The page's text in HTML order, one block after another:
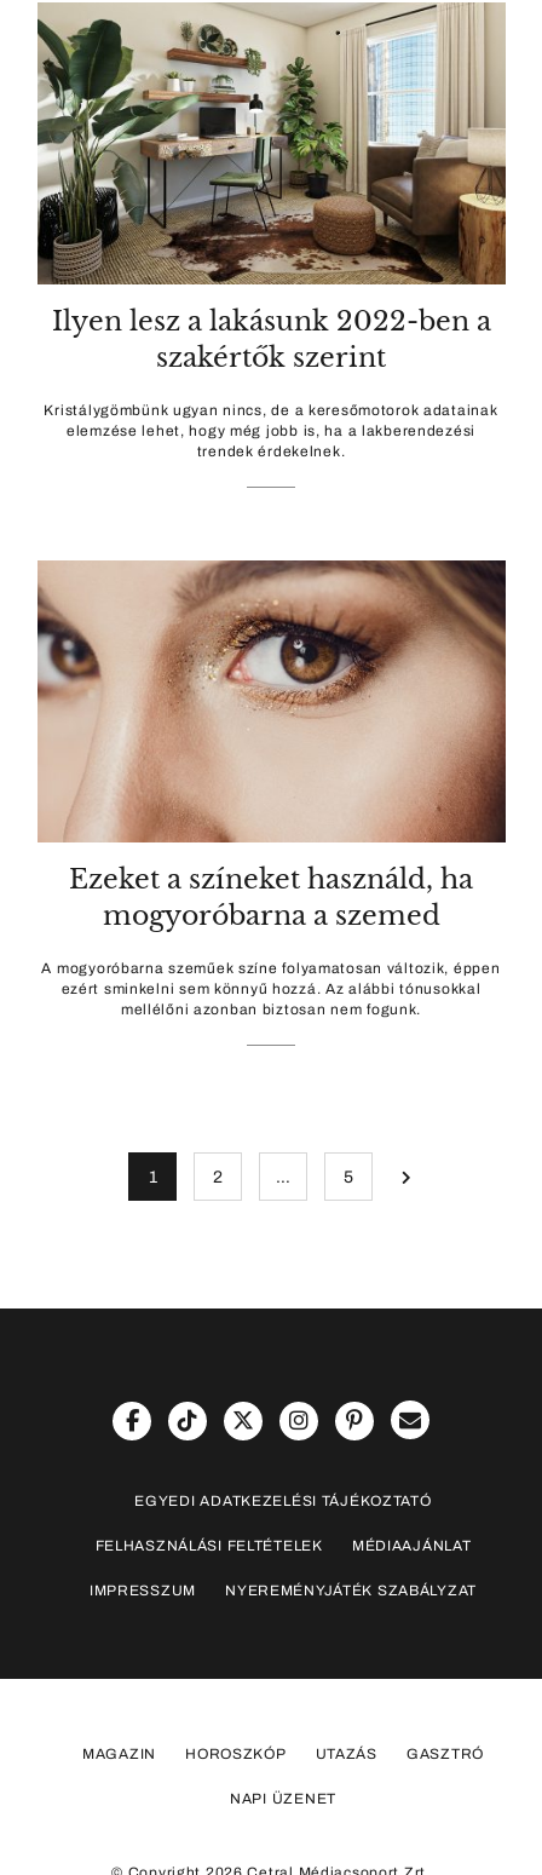
Ilyen lesz a lakásunk 2022-ben a
szakértők szerint
Kristálygömbünk ugyan nincs, de a keresőmotorok adatainak
elemzése lehet, hogy még jobb is, ha a lakberendezési
trendek érdekelnek.
Ezeket a színeket használd, ha
mogyoróbarna a szemed
A mogyoróbarna szeműek színe folyamatosan változik, éppen
ezért sminkelni sem könnyű hozzá. Az alábbi tónusokkal
mellélőni azonban biztosan nem fogunk.
1 2 … 5
EGYEDI ADATKEZELÉSI TÁJÉKOZTATÓ
FELHASZNÁLÁSI FELTÉTELEK MÉDIAAJÁNLAT
IMPRESSZUM NYEREMÉNYJÁTÉK SZABÁLYZAT
MAGAZIN HOROSZKÓP UTAZÁS GASZTRÓ
NAPI ÜZENET